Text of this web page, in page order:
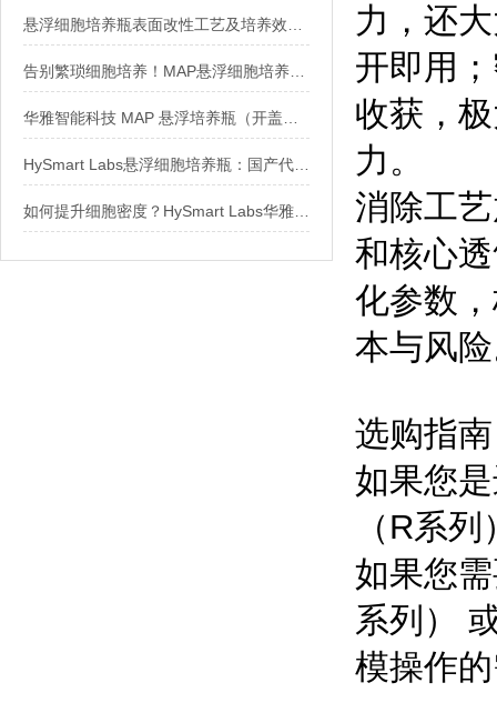
力，还
开即用
收获，
力。
消除工
和核心
化参数
本与风
选购指
如果您
（R系
如果您
系列）
模操作